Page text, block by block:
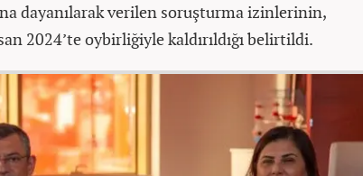
dayanılarak verilen soruşturma izinlerinin,
2024’te oybirliğiyle kaldırıldığı belirtildi.